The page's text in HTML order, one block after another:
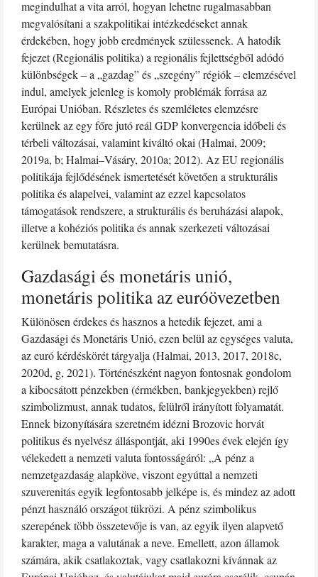
megindulhat a vita arról, hogyan lehetne rugalmasabban
megvalósítani a szakpolitikai intézkedéseket annak
érdekében, hogy jobb eredmények szülessenek. A hatodik
fejezet (Regionális politika) a regionális fejlettségből adódó
különbségek – a „gazdag” és „szegény” régiók – elemzésével
indul, amelyek jelenleg is komoly problémák forrása az
Európai Unióban. Részletes és szemléletes elemzésre
kerülnek az egy főre jutó reál GDP konvergencia időbeli és
térbeli változásai, valamint kiváltó okai (Halmai, 2009;
2019a, b; Halmai–Vásáry, 2010a; 2012). Az EU regionális
politikája fejlődésének ismertetését követően a strukturális
politika és alapelvei, valamint az ezzel kapcsolatos
támogatások rendszere, a strukturális és beruházási alapok,
illetve a kohéziós politika és annak szerkezeti változásai
kerülnek bemutatásra.
Gazdasági és monetáris unió,
monetáris politika az euróövezetben
Különösen érdekes és hasznos a hetedik fejezet, ami a
Gazdasági és Monetáris Unió, ezen belül az egységes valuta,
az euró kérdéskörét tárgyalja (Halmai, 2013, 2017, 2018c,
2020d, g, 2021). Történészként nagyon fontosnak gondolom
a kibocsátott pénzekben (érmékben, bankjegyekben) rejlő
szimbolizmust, annak tudatos, felülről irányított folyamatát.
Ennek bizonyítására szeretném idézni Brozovic horvát
politikus és nyelvész álláspontját, aki 1990es évek elején így
vélekedett a nemzeti valuta fontosságáról: „A pénz a
nemzetgazdaság alapköve, viszont egyúttal a nemzeti
szuverenitás egyik legfontosabb jelképe is, és mindez az adott
pénzt használó országot tükrözi. A pénz szimbolikus
szerepének több összetevője is van, az egyik ilyen alapvető
karakter, maga a valutának a neve. Emellett, azon államok
számára, akik csatlakoztak, vagy csatlakozni kívánnak az